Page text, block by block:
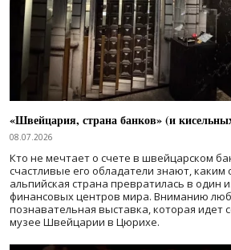
«Швейцария, страна банков» (и
08.07.2026
Кто не мечтает о счете в швейцарском
счастливые его обладатели знают,
альпийская страна превратилась в один
финансовых центров мира. Вниманию
познавательная выставка, которая идет
музее Швейцарии в Цюрихе.